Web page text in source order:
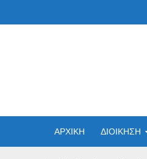
ΑΡΧΙΚΗ ΔΙΟΙΚΗΣΗ